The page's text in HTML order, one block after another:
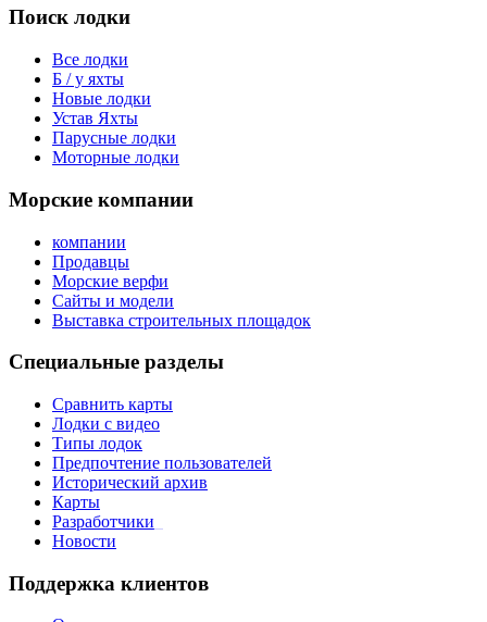
Поиск лодки
Все лодки
Б / у яхты
Новые лодки
Устав Яхты
Парусные лодки
Моторные лодки
Морские компании
компании
Продавцы
Морские верфи
Сайты и модели
Выставка строительных площадок
Специальные разделы
Сравнить карты
Лодки с видео
Типы лодок
Предпочтение пользователей
Исторический архив
Карты
Разработчики
Новости
Поддержка клиентов